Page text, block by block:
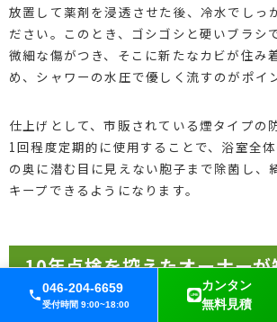
046-204-6659
受付時間 9:00~18:00
カンタン
無料見積
放置して薬剤を浸透させた後、冷水でしっ
ださい。このとき、ゴシゴシと硬いブラシ
微細な傷がつき、そこに新たなカビが住み
め、シャワーの水圧で優しく流すのがポイ
仕上げとして、市販されている煙タイプの
1回程度定期的に使用することで、浴室全
の奥に潜む目に見えない胞子まで除菌し、
キープできるようになります。
10年点検を控えたオーナーが
べきメンテナンスと保証の現実